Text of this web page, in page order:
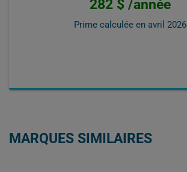
282 $ /année
Prime calculée en avril 2026
MARQUES SIMILAIRES